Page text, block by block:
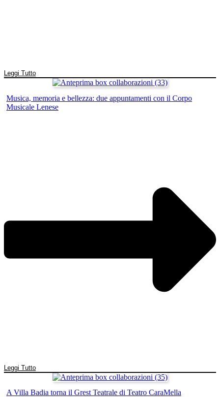
Leggi Tutto
Musica, memoria e bellezza: due appuntamenti con il Corpo
Musicale Lenese
Leggi Tutto
A Villa Badia torna il Grest Teatrale di Teatro CaraMella